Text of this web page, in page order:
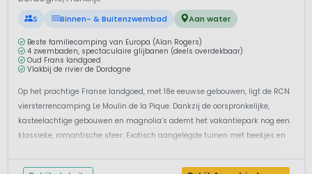
S Binnen- & Buitenzwembad Aan water
Beste familiecamping van Europa (Alan Rogers)
4 zwembaden, spectaculaire glijbanen (deels overdekbaar)
Oud Frans landgoed
Vlakbij de rivier de Dordogne
Op het prachtige Franse landgoed, met 18e eeuwse gebouwen, ligt de RCN
viersterrencamping Le Moulin de la Pique. Dankzij de oorspronkelijke,
kasteelachtige gebouwen en magnolia’s ademt het vakantiepark nog een
klassieke, romantische sfeer. Exotisch aangelegde tuinen met beekjes en